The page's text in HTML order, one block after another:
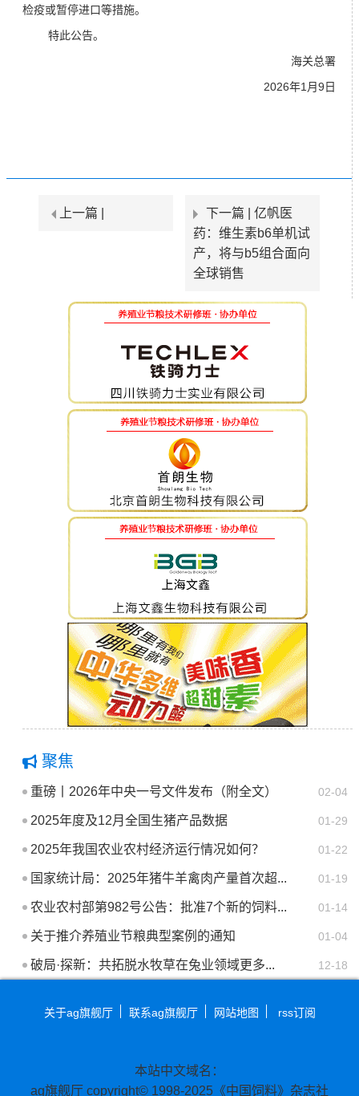
检疫或暂停进口等措施。
特此公告。
海关总署
2026年1月9日
上一篇 | 下一篇 | 亿帆医
药：维生素b6单机试
产，将与b5组合面向
全球销售
聚焦
02-04
重磅丨2026年中央一号文件发布（附全文）
01-29
2025年度及12月全国生猪产品数据
01-22
2025年我国农业农村经济运行情况如何？
01-19
国家统计局：2025年猪牛羊禽肉产量首次超...
01-14
农业农村部第982号公告：批准7个新的饲料...
01-04
关于推介养殖业节粮典型案例的通知
12-18
破局·探新：共拓脱水牧草在兔业领域更多...
关于ag旗舰厅 联系ag旗舰厅 网站地图 rss订阅
本站中文域名：
ag旗舰厅 copyright© 1998-2025《中国饲料》杂志社